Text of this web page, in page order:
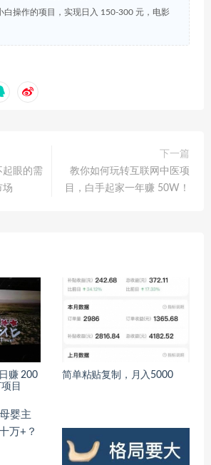
白操作的项目，实现日入 150-300 元，电影
起眼的需
场
下一篇
教你如何玩转互联网中医项
目，白手起家一年赚 50W！
赚 200
目
简单粘贴复制，月入5000